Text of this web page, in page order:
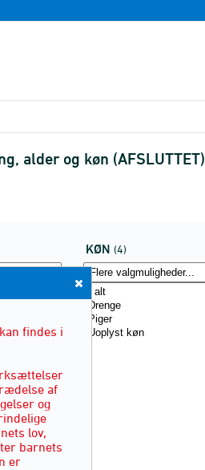
alder og køn (AFSLUTTET)
KØN (4)
findes i
af
og
lov,
barnets
er